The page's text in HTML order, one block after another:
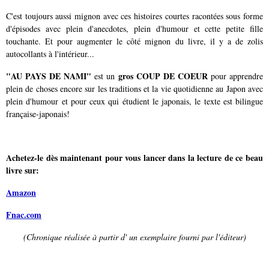
C'est toujours aussi mignon avec ces histoires courtes racontées sous forme
d'épisodes avec plein d'anecdotes, plein d'humour et cette petite fille
touchante. Et pour augmenter le côté mignon du livre, il y a de zolis
autocollants à l'intérieur...
"AU PAYS DE NAMI" est un gros COUP DE COEURpour apprendre
plein de choses encore sur les traditions et la vie quotidienne au Japon avec
plein d'humour et pour ceux qui étudient le japonais, le texte est bilingue
française-japonais!
Achetez-le dès maintenant pour vous lancer dans la lecture de ce beau
livre sur:
Amazon
Fnac.com
(Chronique réalisée à partir d' un exemplaire fourni par l'éditeur)